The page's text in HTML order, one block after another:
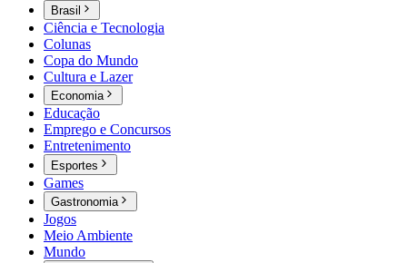
Brasil
Ciência e Tecnologia
Colunas
Copa do Mundo
Cultura e Lazer
Economia
Educação
Emprego e Concursos
Entretenimento
Esportes
Games
Gastronomia
Jogos
Meio Ambiente
Mundo